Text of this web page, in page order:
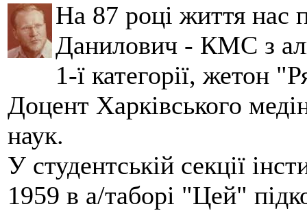
На 87 році життя нас
Данилович - КМС з
1-ї категорії, жетон
Доцент Харківського
наук.
У студентській секції
1959 в а/таборі "Цей"